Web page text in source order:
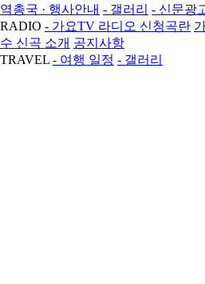
역총국 · 행사안내 - 갤러리 - 신문광
RADIO - 가요TV 라디오 신청곡란
수 신곡 소개 공지사항
TRAVEL - 여행 일정 - 갤러리